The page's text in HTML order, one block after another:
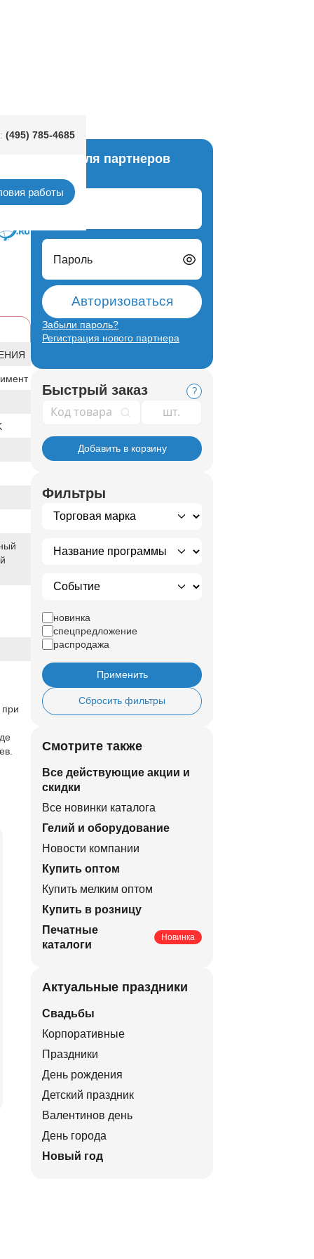
(495) 785-4685
работы
Вход для партнеров
Логин
Пароль
Авторизоваться
Забыли пароль?
Регистрация нового партнера
Быстрый заказ ?
Код товара
Добавить в корзину
Фильтры
новинка
спецпредложение
распродажа
Применить
Сбросить фильтры
Смотрите также
Все действующие акции и
скидки
Все новинки каталога
Гелий и оборудование
Новости компании
Купить оптом
Купить мелким оптом
Купить в розницу
Печатные
каталоги
Новинка
Актуальные праздники
Свадьбы
Корпоративные
Праздники
День рождения
Детский праздник
Валентинов день
День города
Новый год